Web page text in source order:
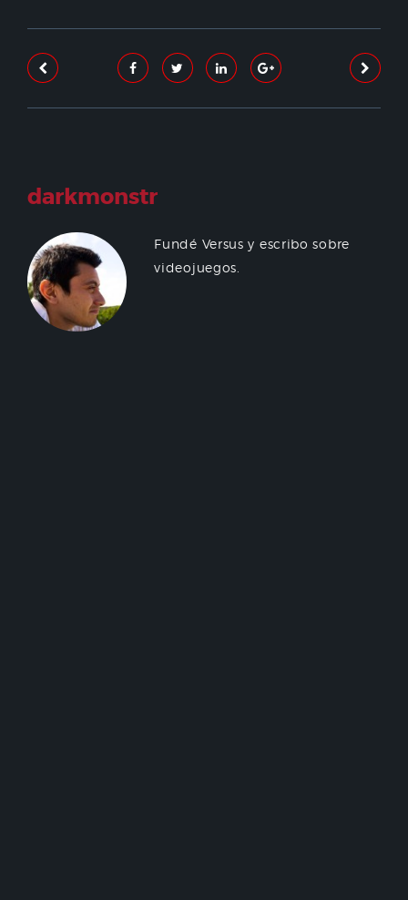
darkmonstr
Fundé Versus y escribo sobre
videojuegos.